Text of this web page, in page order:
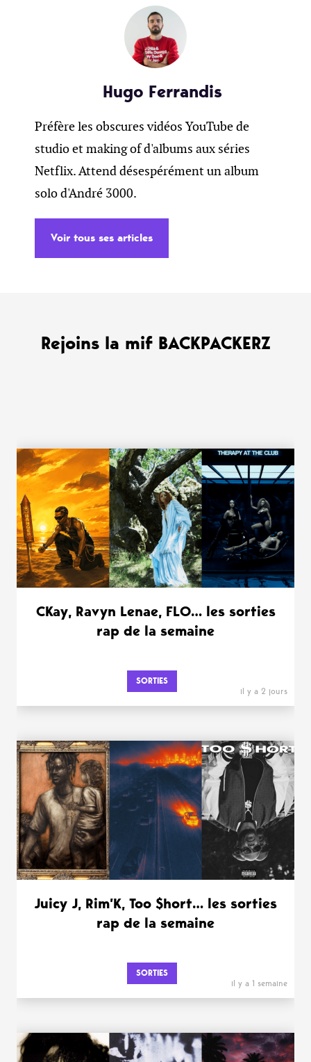
Hugo Ferrandis
Préfère les obscures vidéos YouTube de
studio et making of d'albums aux séries
Netflix. Attend désespérément un album
solo d'André 3000.
Voir tous ses articles
Rejoins la mif BACKPACKERZ
WANT MORE ?
CKay, Ravyn Lenae, FLO… les sorties
rap de la semaine
SORTIES
il y a 2 jours
Juicy J, Rim’K, Too $hort… les sorties
rap de la semaine
SORTIES
il y a 1 semaine